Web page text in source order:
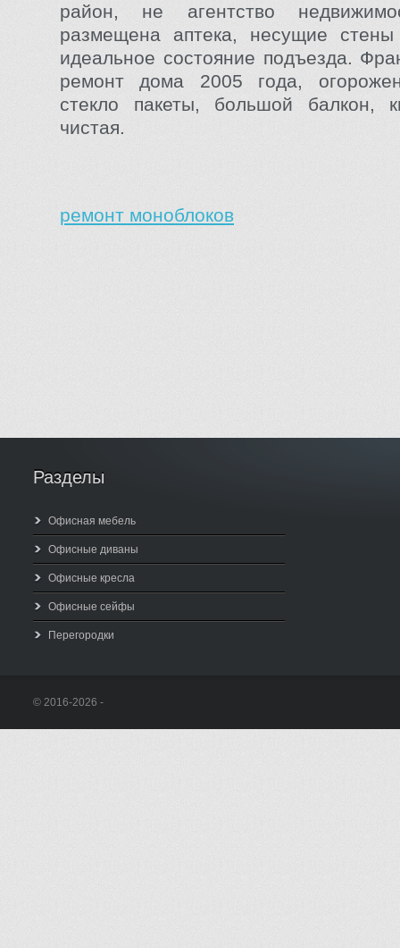
район, не агентство
размещена аптека, несущие
идеальное состояние подъезда.
ремонт дома 2005 года,
стекло пакеты, большой балкон,
чистая.
ремонт моноблоков
Разделы
Офисная мебель
Офисные диваны
Офисные кресла
Офисные сейфы
Перегородки
© 2016-2026 -